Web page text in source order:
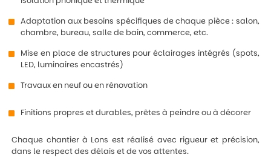
Adaptation aux besoins spécifiques de chaque pièce : salon,
chambre, bureau, salle de bain, commerce, etc.
Mise en place de structures pour éclairages intégrés (spots,
LED, luminaires encastrés)
Travaux en neuf ou en rénovation
Finitions propres et durables, prêtes à peindre ou à décorer
Chaque chantier à Lons est réalisé avec rigueur et précision,
dans le respect des délais et de vos attentes.